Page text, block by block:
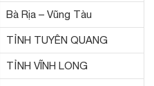
Bà Rịa – Vũng Tàu
TỈNH TUYÊN QUANG
TỈNH VĨNH LONG